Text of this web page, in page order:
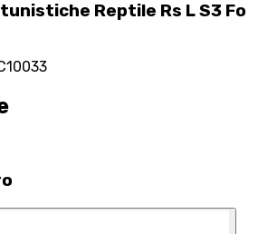
Reptile Rs L S3 Fo